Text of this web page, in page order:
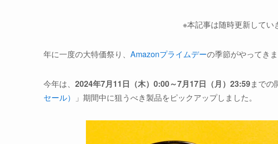
※本記事は随時更新してい
年に一度の大特価祭り、 Amazonプライムデーの季節がやってきま
今年は、 2024年7月11日（木）0:00～7月17日（月）23:59までの
セール）
」期間中に狙うべき製品をピックアップしました。